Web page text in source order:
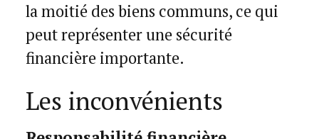
la moitié des biens communs, ce qui
peut représenter une sécurité
financière importante.
Les inconvénients